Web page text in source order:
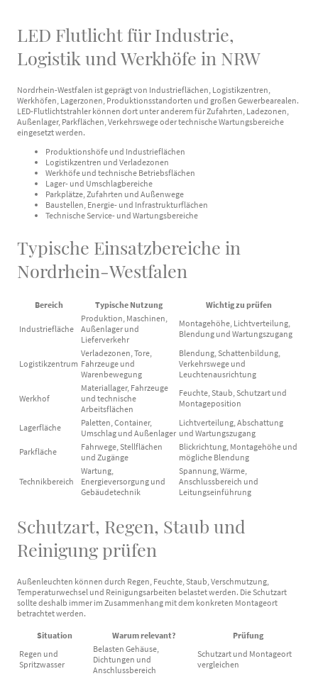
LED Flutlicht für Industrie,
Logistik und Werkhöfe in NRW
Nordrhein-Westfalen ist geprägt von Industrieflächen, Logistikzentren,
Werkhöfen, Lagerzonen, Produktionsstandorten und großen Gewerbearealen.
LED-Flutlichtstrahler können dort unter anderem für Zufahrten, Ladezonen,
Außenlager, Parkflächen, Verkehrswege oder technische Wartungsbereiche
eingesetzt werden.
Produktionshöfe und Industrieflächen
Logistikzentren und Verladezonen
Werkhöfe und technische Betriebsflächen
Lager- und Umschlagbereiche
Parkplätze, Zufahrten und Außenwege
Baustellen, Energie- und Infrastrukturflächen
Technische Service- und Wartungsbereiche
Typische Einsatzbereiche in
Nordrhein-Westfalen
Bereich Typische Nutzung Wichtig zu prüfen
Industriefläche
Produktion, Maschinen,
Außenlager und
Lieferverkehr
Montagehöhe, Lichtverteilung,
Blendung und Wartungszugang
Logistikzentrum
Verladezonen, Tore,
Fahrzeuge und
Warenbewegung
Blendung, Schattenbildung,
Verkehrswege und
Leuchtenausrichtung
Werkhof
Materiallager, Fahrzeuge
und technische
Arbeitsflächen
Feuchte, Staub, Schutzart und
Montageposition
Lagerfläche
Paletten, Container,
Umschlag und Außenlager
Lichtverteilung, Abschattung
und Wartungszugang
Parkfläche
Fahrwege, Stellflächen
und Zugänge
Blickrichtung, Montagehöhe und
mögliche Blendung
Technikbereich
Wartung,
Energieversorgung und
Gebäudetechnik
Spannung, Wärme,
Anschlussbereich und
Leitungseinführung
Schutzart, Regen, Staub und
Reinigung prüfen
Außenleuchten können durch Regen, Feuchte, Staub, Verschmutzung,
Temperaturwechsel und Reinigungsarbeiten belastet werden. Die Schutzart
sollte deshalb immer im Zusammenhang mit dem konkreten Montageort
betrachtet werden.
Situation Warum relevant?
Prüfung
Regen und
Spritzwasser
Belasten Gehäuse,
Dichtungen und
Anschlussbereich
Schutzart und Montageort
vergleichen